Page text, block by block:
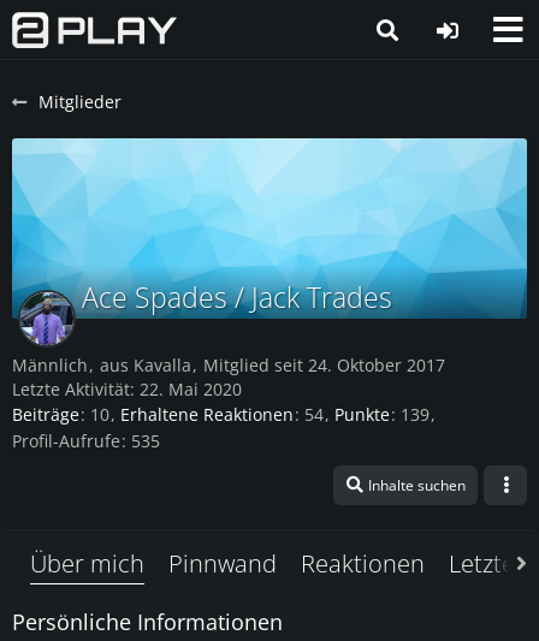
Mitglieder
Ace Spades / Jack Trades
Männlich aus Kavalla
Mitglied seit 24. Oktober 2017
Letzte Aktivität: 22. Mai 2020
Beiträge 10 Erhaltene Reaktionen 54 Punkte 139
Profil-Aufrufe 535
Inhalte suchen
Über mich Pinnwand Reaktionen Letzte
Persönliche Informationen